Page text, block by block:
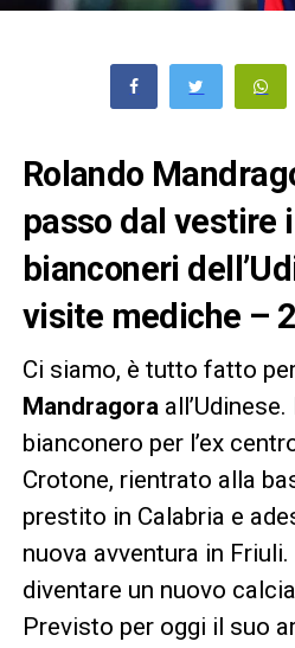
Rolando
passo dal vestire
bianconeri
visite mediche –
Ci siamo, è tutto fatto
Mandragoraall’Udinese.
bianconero per l’ex
Crotone, rientrato alla
prestito in Calabria e
nuova avventura in
diventare un nuovo
Previsto per oggi il suo